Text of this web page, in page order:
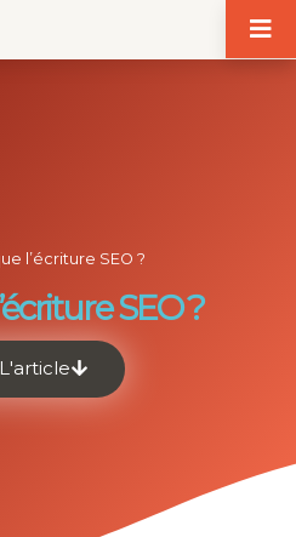
l’écriture SEO ?
SEO ?